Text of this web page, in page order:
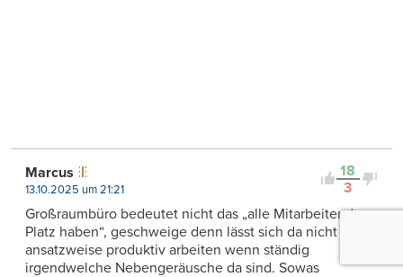
18
3
Marcus
13.10.2025 um 21:21
Großraumbüro bedeutet nicht das „alle Mitarbeitenden
Platz haben“, geschweige denn lässt sich da nicht mal
ansatzweise produktiv arbeiten wenn ständig
irgendwelche Nebengeräusche da sind. Sowas